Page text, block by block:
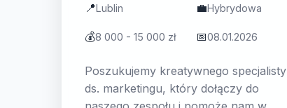
📍Lublin 💼Hybrydowa
💰8 000 - 15 000 zł 📅08.01.2026
Poszukujemy kreatywnego specjalisty
ds. marketingu, który dołączy do